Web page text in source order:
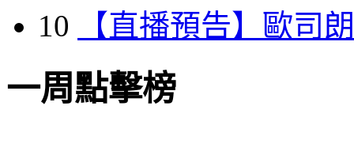
10
【直播預告】歐司
一周點擊榜